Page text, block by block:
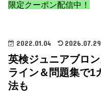
限定クーポン配信中！
2022.01.04 2026.07.29
英検ジュニアブロ
ライン＆問題集で1
法も